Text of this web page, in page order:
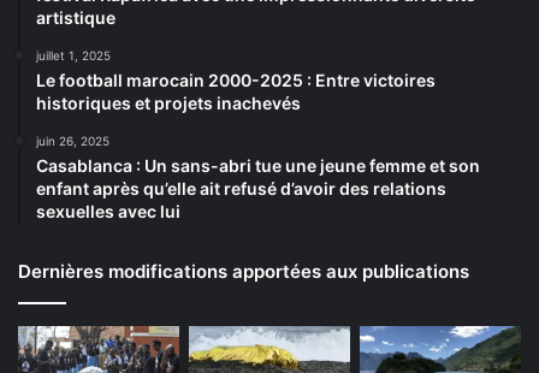
artistique
juillet 1, 2025
Le football marocain 2000-2025 : Entre victoires
historiques et projets inachevés
juin 26, 2025
Casablanca : Un sans-abri tue une jeune femme et son
enfant après qu’elle ait refusé d’avoir des relations
sexuelles avec lui
Dernières modifications apportées aux publications